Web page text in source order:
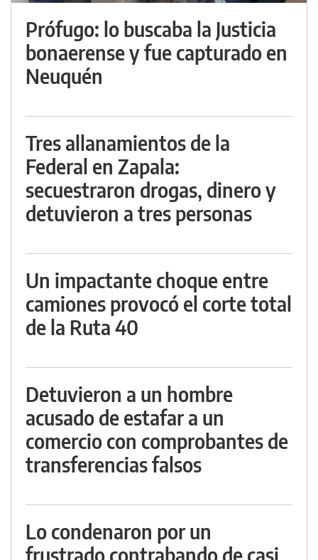
Prófugo: lo buscaba la Justicia
bonaerense y fue capturado en
Neuquén
Tres allanamientos de la
Federal en Zapala:
secuestraron drogas, dinero y
detuvieron a tres personas
Un impactante choque entre
camiones provocó el corte total
de la Ruta 40
Detuvieron a un hombre
acusado de estafar a un
comercio con comprobantes de
transferencias falsos
Lo condenaron por un
frustrado contrabando de casi